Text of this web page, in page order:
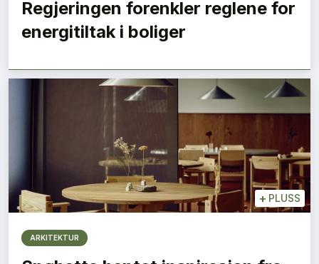
Regjeringen forenkler reglene for
energitiltak i boliger
+ PLUSS
ARKITEKTUR